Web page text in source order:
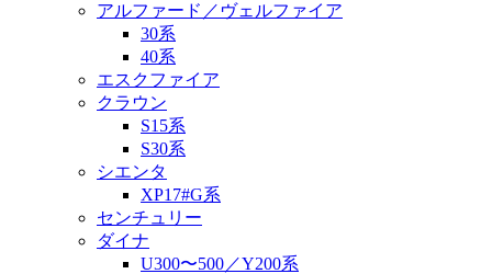
アルファード／ヴェルファイア
30系
40系
エスクファイア
クラウン
S15系
S30系
シエンタ
XP17#G系
センチュリー
ダイナ
U300〜500／Y200系